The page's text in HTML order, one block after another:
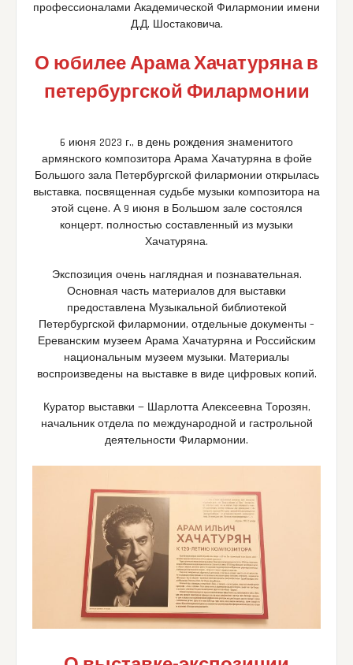
профессионалами Академической Филармонии имени
Д.Д. Шостаковича.
О юбилее Арама Хачатуряна в
петербургской Филармонии
6 июня 2023 г., в день рождения знаменитого
армянского композитора Арама Хачатуряна в фойе
Большого зала Петербургской филармонии открылась
выставка, посвященная судьбе музыки композитора на
этой сцене. А 9 июня в Большом зале состоялся
концерт, полностью составленный из музыки
Хачатуряна.
Экспозиция очень наглядная и познавательная.
Основная часть материалов для выставки
предоставлена Музыкальной библиотекой
Петербургской филармонии, отдельные документы –
Ереванским музеем Арама Хачатуряна и Российским
национальным музеем музыки. Материалы
воспроизведены на выставке в виде цифровых копий.
Куратор выставки — Шарлотта Алексеевна Торозян,
начальник отдела по международной и гастрольной
деятельности Филармонии.